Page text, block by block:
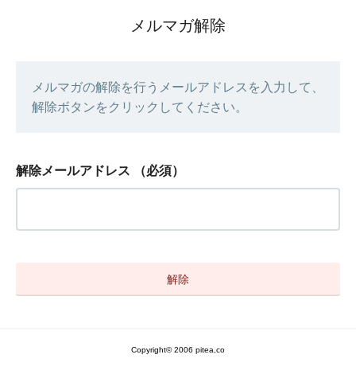
メルマガ解除
メルマガの解除を行うメールアドレスを入力して、
解除ボタンをクリックしてください。
解除メールアドレス （必須）
Copyright© 2006 pitea,co